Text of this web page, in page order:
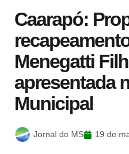
Caarapó:
Menegatti
apresentada
Municipal
Jornal do MS 19 de